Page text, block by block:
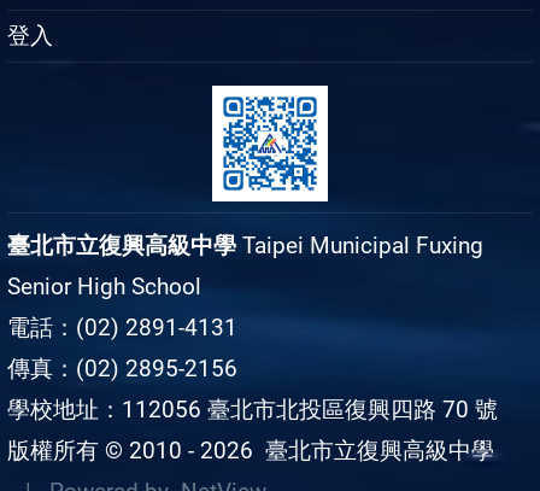
登入
臺北市立復興高級中學 Taipei Municipal Fuxing
Senior High School
電話：(02) 2891-4131
傳真：(02) 2895-2156
學校地址：112056 臺北市北投區復興四路 70 號
版權所有 © 2010 - 2026 臺北市立復興高級中學